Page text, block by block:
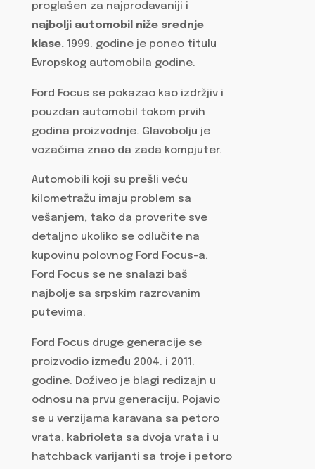
proglašen za najprodavaniji i
najbolji automobil niže srednje
klase.1999. godine je poneo titulu
Evropskog automobila godine.
Ford Focus se pokazao kao izdržjiv i
pouzdan automobil tokom prvih
godina proizvodnje. Glavobolju je
vozačima znao da zada kompjuter.
Automobili koji su prešli veću
kilometražu imaju problem sa
vešanjem, tako da proverite sve
detaljno ukoliko se odlučite na
kupovinu polovnog Ford Focus-a.
Ford Focus se ne snalazi baš
najbolje sa srpskim razrovanim
putevima.
Ford Focus druge generacije se
proizvodio između 2004. i 2011.
godine. Doživeo je blagi redizajn u
odnosu na prvu generaciju. Pojavio
se u verzijama karavana sa petoro
vrata, kabrioleta sa dvoja vrata i u
hatchback varijanti sa troje i petoro